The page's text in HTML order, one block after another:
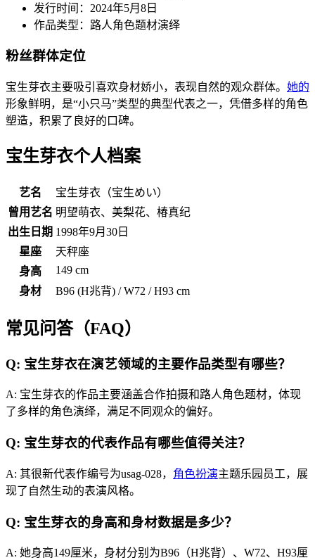
发行时间：2024年5月8日
作品类型：路人角色题材演绎
粉丝群体定位
宝生芽衣主要吸引喜欢身材娇小，表现自然的观众群体。 她的
形象鲜明，是“小只马”类型的典型代表之一，凭借多样的角色
塑造，积累了良好的口碑。
宝生芽衣个人档案
艺名
宝生芽衣（宝生めい）
曾用艺名 明望萌衣、美梨花、椿真纪
出生日期 1998年9月30日
星座
天秤座
身高
149 cm
身材
B96 (H兆背) / W72 / H93 cm
常见问答（FAQ）
Q: 宝生芽衣在演艺领域的主要作品类型有哪些？
A: 宝生芽衣的作品主要涵盖合作拍摄和路人角色题材，体现
了多样的角色演绎，满足不同观众的偏好。
Q: 宝生芽衣的代表作品有哪些值得关注？
A: 其很新代表作编号为usag-028， 角色扮演主题乐园员工，展
现了自然生动的表演风格。
Q: 宝生芽衣的身高和身材数据是多少？
A: 她身高149厘米，身材分别为B96（H兆背）、W72、H93厘